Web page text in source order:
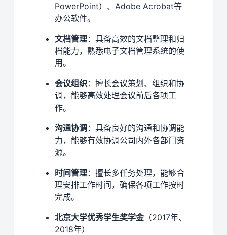
PowerPoint）、Adobe Acrobat等
办公软件。
文档管理：具备高效的文档整理和归
档能力，熟悉电子文档管理系统的使
用。
会议组织 ：擅长会议策划、组织和协
调，能够高效处理会议前后各项工
作。
沟通协调：具备良好的沟通和协调能
力，能够有效协调公司内外各部门资
源。
时间管理：擅长多任务处理，能够合
理安排工作时间，确保各项工作按时
完成。
北京大学优秀学生奖学金（2017年、
2018年）